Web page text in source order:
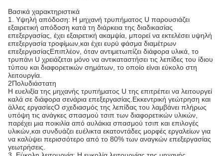
Βασικά χαρακτηριστικά
1. Υψηλή απόδοση: Η μηχανή τρυπήματος U παρουσιάζει
εξαιρετική απόδοση κατά τη διάρκεια της διαδικασίας
επεξεργασίας, έχει εξαιρετική ακαμψία, μπορεί να εκτελέσει υψηλή
επεξεργασία τροφίμων,και έχει ευρύ φάσμα διαμέτρων
επεξεργασίαςΕπιπλέον, όταν αντιμετωπίζει διάφορα υλικά, το
τρυπάνι U χρειάζεται μόνο να αντικαταστήσει τις λεπίδες του ίδιου
τύπου και διαφορετικών σημάτων, το οποίο είναι εύκολο στη
λειτουργία.
2Πολυδιάστατη
Η ευελιξία της μηχανής τρυπήματος U της επιτρέπει να λειτουργεί
καλά σε διάφορα σενάρια επεξεργασίας.Εκκεντρική γεώτρηση και
άλλες εργασίεςΟ σχεδιασμός της λεπίδας του λαμβάνει πλήρως
υπόψη τις ανάγκες σπασμού τσιπ των διαφορετικών υλικών,
παρέχει μια ποικιλία από αυλάκια σπασμού τσιπ και επιλογές
υλικών,και συνδυάζει ευέλικτα εκατοντάδες μορφές εργαλείων για
να καλύψει περισσότερο από το 80% των αναγκών επεξεργασίας
γεωτρήσεις.